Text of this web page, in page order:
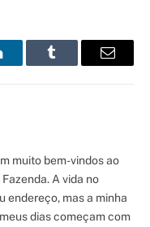
Tumblr Email
muito bem-vindos ao
A vida no
endereço, mas a minha
dias começam com